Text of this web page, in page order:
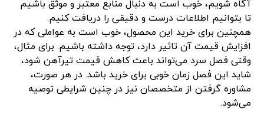
آگاه شویم، خوب است به دنبال منابع معتبر و موثق باشیم
تا بتوانیم اطلاعات درست و دقیقی را دریافت کنیم.
همچنین برای خرید این محصول، خوب است به عواملی که در
افزایش قیمت آن تاثیر دارد، توجه داشته باشیم. برای مثال،
وقتی فصل سرد می‌تواند باعث کاهش قیمت تیرآهن شود،
شاید این فصل زمان خوبی برای خرید باشد. در هر صورت،
مشاوره گرفتن از متخصصان نیز در چنین شرایطی توصیه
می‌شود.